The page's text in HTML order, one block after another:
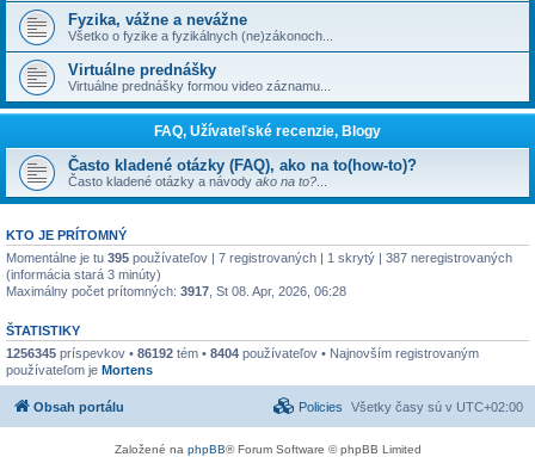
Fyzika, vážne a nevážne
Všetko o fyzike a fyzikálnych (ne)zákonoch...
Virtuálne prednášky
Virtuálne prednášky formou video záznamu...
FAQ, Užívateľské recenzie, Blogy
Často kladené otázky (FAQ), ako na to(how-to)?
Často kladené otázky a návody ako na to?
KTO JE PRÍTOMNÝ
Momentálne je tu 395 používateľov | 7 registrovaných | 1 skrytý | 387 neregistrovaných
(informácia stará 3 minúty)
Maximálny počet prítomných: 3917 , St 08. Apr, 2026, 06:28
ŠTATISTIKY
1256345 príspevkov • 86192 tém • 8404 používateľov • Najnovším registrovaným
používateľom je Mortens
Obsah portálu Všetky časy sú v UTC+02:00
Policies
Založené na phpBB® Forum Software © phpBB Limited